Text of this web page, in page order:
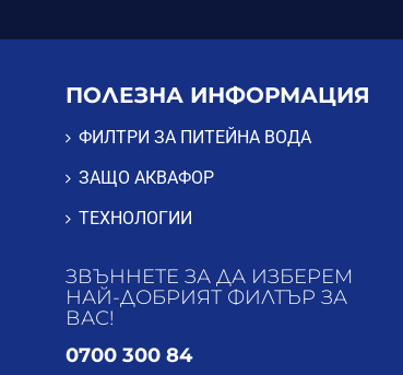
ПОЛЕЗНА ИНФОРМАЦИЯ
ФИЛТРИ ЗА ПИТЕЙНА ВОДА
ЗАЩО АКВАФОР
ТЕХНОЛОГИИ
ЗВЪННЕТЕ ЗА ДА ИЗБЕРЕМ
НАЙ-ДОБРИЯТ ФИЛТЪР ЗА
ВАС!
0700 300 84